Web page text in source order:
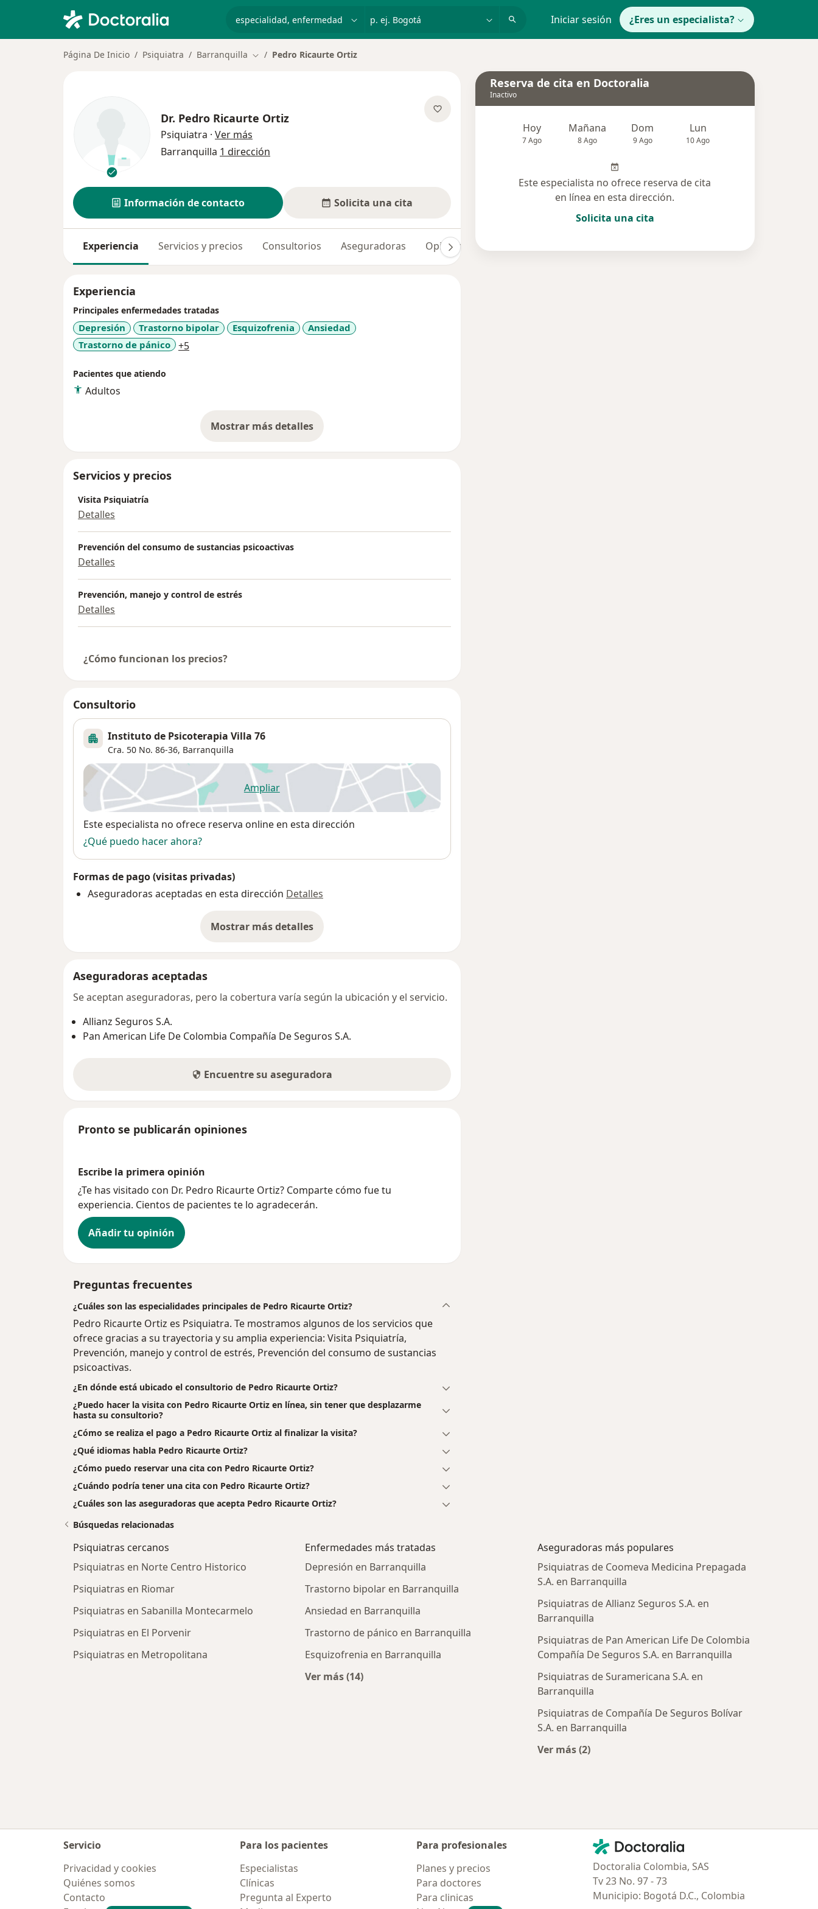
p. ej. Bogotá Iniciar sesión ¿Eres un especialista?
Página De Inicio Psiquiatra Barranquilla Cambiar de ciudad
Pedro Ricaurte Ortiz
Dr. Pedro Ricaurte Ortiz
Psiquiatra · Ver más
Barranquilla 1 dirección
Información de contacto Solicita una cita
Experiencia Servicios y precios Consultorios Aseguradoras Opiniones
Experiencia
Principales enfermedades tratadas
Depresión Trastorno bipolar Esquizofrenia
Ansiedad
Trastorno de pánico
+5a11y_sr_more_diseases
Pacientes que atiendo
Adultos
Mostrar más detalles
sobre la experiencia
Servicios y precios
Visita Psiquiatría
Detalles
Prevención del consumo de sustancias psicoactivas
Detalles
Prevención, manejo y control de estrés
Detalles
¿Cómo funcionan los precios?
Consultorio
Instituto de Psicoterapia Villa 76
Cra. 50 No. 86-36, Barranquilla
Ampliarse abre en una nueva pestaña
Disponibilidad
Este especialista no ofrece reserva online en esta dirección
¿Qué puedo hacer ahora?
Formas de pago (visitas privadas)
Aseguradoras aceptadas en esta dirección Detalles
Mostrar más detalles
sobre la dirección
Aseguradoras aceptadas
Se aceptan aseguradoras, pero la cobertura varía según la ubicación y el servicio.
Allianz Seguros S.A.
Pan American Life De Colombia Compañía De Seguros S.A.
Encuentre su aseguradora
Pronto se publicarán opiniones
Escribe la primera opinión
¿Te has visitado con Dr. Pedro Ricaurte Ortiz? Comparte cómo fue tu
experiencia. Cientos de pacientes te lo agradecerán.
Añadir tu opinión
Preguntas frecuentes
¿Cuáles son las especialidades principales de Pedro Ricaurte Ortiz?
Pedro Ricaurte Ortiz es Psiquiatra. Te mostramos algunos de los servicios que
ofrece gracias a su trayectoria y su amplia experiencia: Visita Psiquiatría,
Prevención, manejo y control de estrés, Prevención del consumo de sustancias
psicoactivas.
¿En dónde está ubicado el consultorio de Pedro Ricaurte Ortiz?
¿Puedo hacer la visita con Pedro Ricaurte Ortiz en línea, sin tener que desplazarme
hasta su consultorio?
¿Cómo se realiza el pago a Pedro Ricaurte Ortiz al finalizar la visita?
¿Qué idiomas habla Pedro Ricaurte Ortiz?
¿Cómo puedo reservar una cita con Pedro Ricaurte Ortiz?
¿Cuándo podría tener una cita con Pedro Ricaurte Ortiz?
¿Cuáles son las aseguradoras que acepta Pedro Ricaurte Ortiz?
Reserva de cita en Doctoralia
Inactivo
Hoy
7 Ago
Mañana
8 Ago
Dom
9 Ago
Lun
10 Ago
Este especialista no ofrece reserva de cita
en línea en esta dirección.
Solicita una cita
Búsquedas relacionadas
Psiquiatras cercanos
Psiquiatras en Norte Centro Historico
Psiquiatras en Riomar
Psiquiatras en Sabanilla Montecarmelo
Psiquiatras en El Porvenir
Psiquiatras en Metropolitana
Enfermedades más tratadas
Depresión en Barranquilla
Trastorno bipolar en Barranquilla
Ansiedad en Barranquilla
Trastorno de pánico en Barranquilla
Esquizofrenia en Barranquilla
Ver más (14)
Más en esta categoría: Enfermedades más tratadas
Aseguradoras más populares
Psiquiatras de Coomeva Medicina Prepagada
S.A. en Barranquilla
Psiquiatras de Allianz Seguros S.A. en
Barranquilla
Psiquiatras de Pan American Life De Colombia
Compañía De Seguros S.A. en Barranquilla
Psiquiatras de Suramericana S.A. en
Barranquilla
Psiquiatras de Compañía De Seguros Bolívar
S.A. en Barranquilla
Ver más (2)
Servicio
Privacidad y cookies
Quiénes somos
Contacto
Para los pacientes
Especialistas
Clínicas
Pregunta al Experto
Para profesionales
Planes y precios
Para doctores
Para clinicas
Contacto
Doctoralia - Página de inicio
Doctoralia Colombia, SAS
Tv 23 No. 97 - 73
Municipio: Bogotá D.C., Colombia